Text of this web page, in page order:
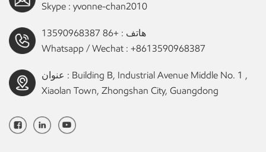
Skype : yvonne-chan2010
هاتف :+86 13590968387
Whatsapp / Wechat : +8613590968387
عنوان : Building B, Industrial Avenue Middle No. 1 ,
Xiaolan Town, Zhongshan City, Guangdong